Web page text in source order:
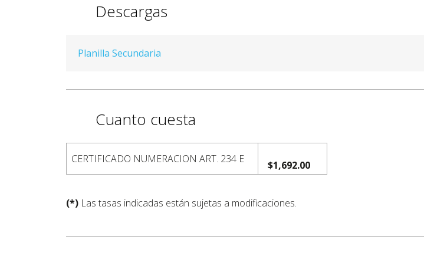
Descargas
Planilla Secundaria
Cuanto cuesta
CERTIFICADO NUMERACION ART. 234 E $1,692.00
(*) Las tasas indicadas están sujetas a modificaciones.